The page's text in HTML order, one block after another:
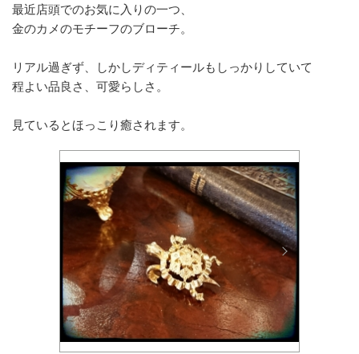
最近店頭でのお気に入りの一つ、
金のカメのモチーフのブローチ。
リアル過ぎず、しかしディティールもしっかりしていて
程よい品良さ、可愛らしさ。
見ているとほっこり癒されます。